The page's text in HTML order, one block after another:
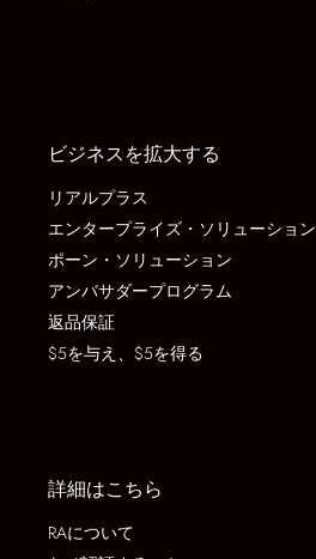
ビジネスを拡大する
リアルプラス
エンタープライズ・ソリューション
ポーン・ソリューション
アンバサダープログラム
返品保証
$5を与え、$5を得る
詳細はこちら
RAについて